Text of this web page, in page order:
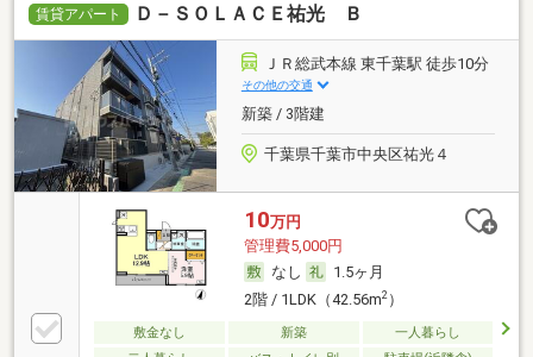
賃貸アパート Ｄ－ＳＯＬＡＣＥ祐光 Ｂ
ＪＲ総武本線 東千葉駅 徒歩10分
その他の交通
新築 / 3階建
千葉県千葉市中央区祐光４
10万円
管理費5,000円
なし
1.5ヶ月
2階 / 1LDK（42.56m2）
敷金なし 新築
一人暮らし